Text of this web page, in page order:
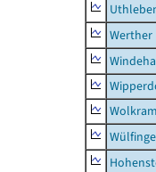
Werther